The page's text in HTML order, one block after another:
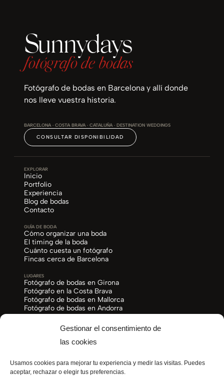
Gestionar el consentimiento de
las cookies
Usamos cookies para mejorar tu experiencia y medir las visitas. Puedes
aceptar, rechazar o elegir tus preferencias.
Sunnydays
fotógrafo de bodas
Fotógrafo de bodas en Barcelona y allí donde
nos lleve vuestra historia.
BARCELONA · COSTA BRAVA · CATALUÑA · DESTINATION WEDDINGS
CONSULTAR DISPONIBILIDAD
EXPLORAR
Inicio
Portfolio
Experiencia
Blog de bodas
Contacto
GUÍA DE BODA
Cómo organizar una boda
El timing de la boda
Cuánto cuesta un fotógrafo
Fincas cerca de Barcelona
LUGARES
Fotógrafo de bodas en Girona
Fotógrafo en la Costa Brava
Fotógrafo de bodas en Mallorca
Fotógrafo de bodas en Andorra
info@sunnydaysfotografia.com
Normalmente respondo en menos de 24 horas.
Pinterest